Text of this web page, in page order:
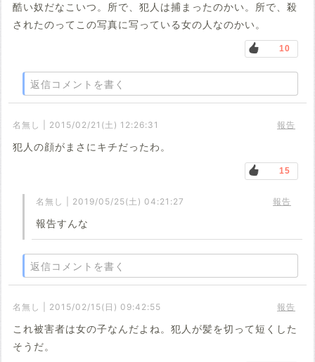
酷い奴だなこいつ。所で、犯人は捕まったのかい。所で、殺
されたのってこの写真に写っている女の人なのかい。
10
返信コメントを書く
名無し | 2015/02/21(土) 12:26:31 報告
犯人の顔がまさにキチだったわ。
15
名無し | 2019/05/25(土) 04:21:27 報告
報告すんな
返信コメントを書く
名無し | 2015/02/15(日) 09:42:55 報告
これ被害者は女の子なんだよね。犯人が髪を切って短くした
そうだ。